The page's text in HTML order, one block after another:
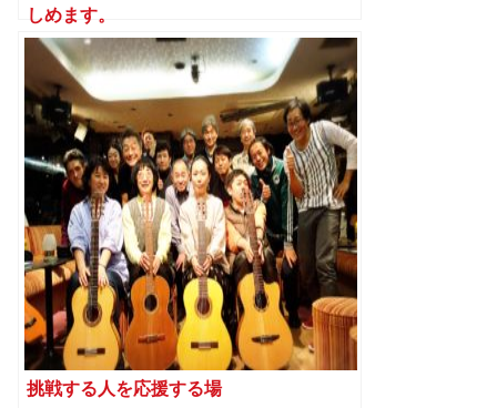
しめます。
挑戦する人を応援する場